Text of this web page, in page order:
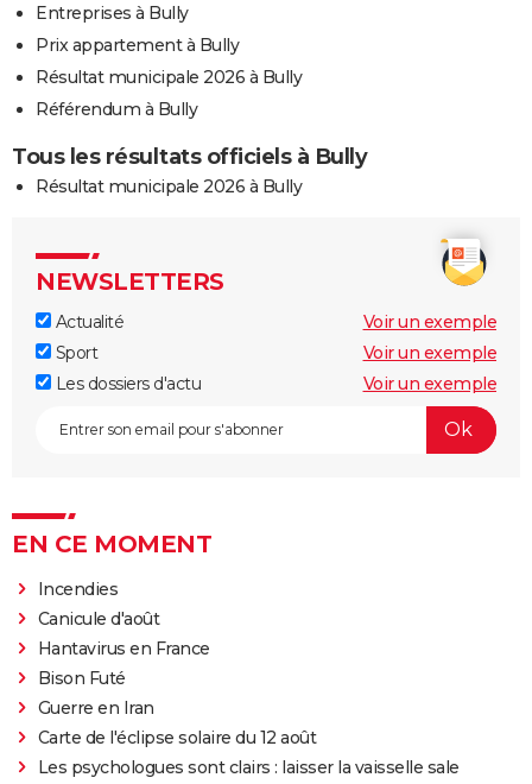
Entreprises à Bully
Prix appartement à Bully
Résultat municipale 2026 à Bully
Référendum à Bully
Tous les résultats officiels à Bully
Résultat municipale 2026 à Bully
NEWSLETTERS
Actualité
Voir un exemple
Sport
Voir un exemple
Les dossiers d'actu
Voir un exemple
EN CE MOMENT
Incendies
Canicule d'août
Hantavirus en France
Bison Futé
Guerre en Iran
Carte de l'éclipse solaire du 12 août
Les psychologues sont clairs : laisser la vaisselle sale